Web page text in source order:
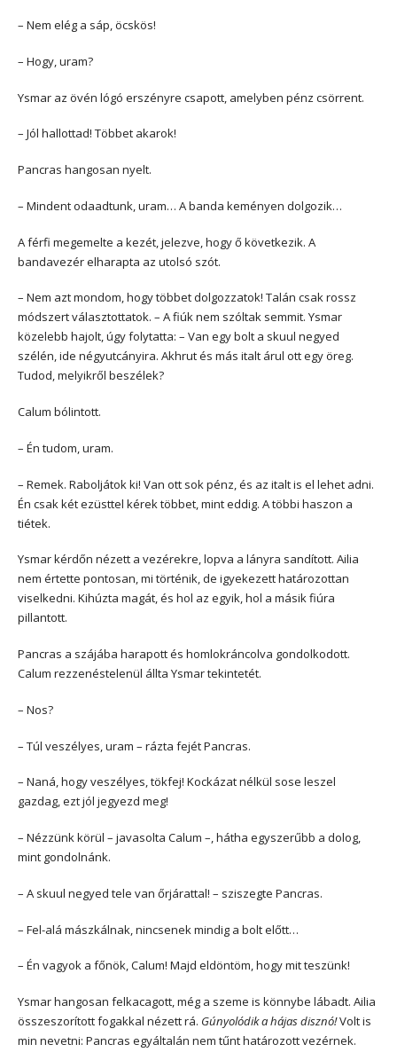
– Nem elég a sáp, öcskös!
– Hogy, uram?
Ysmar az övén lógó erszényre csapott, amelyben pénz csörrent.
– Jól hallottad! Többet akarok!
Pancras hangosan nyelt.
– Mindent odaadtunk, uram… A banda keményen dolgozik…
A férfi megemelte a kezét, jelezve, hogy ő következik. A
bandavezér elharapta az utolsó szót.
– Nem azt mondom, hogy többet dolgozzatok! Talán csak rossz
módszert választottatok. – A fiúk nem szóltak semmit. Ysmar
közelebb hajolt, úgy folytatta: – Van egy bolt a skuul negyed
szélén, ide négyutcányira. Akhrut és más italt árul ott egy öreg.
Tudod, melyikről beszélek?
Calum bólintott.
– Én tudom, uram.
– Remek. Raboljátok ki! Van ott sok pénz, és az italt is el lehet adni.
Én csak két ezüsttel kérek többet, mint eddig. A többi haszon a
tiétek.
Ysmar kérdőn nézett a vezérekre, lopva a lányra sandított. Ailia
nem értette pontosan, mi történik, de igyekezett határozottan
viselkedni. Kihúzta magát, és hol az egyik, hol a másik fiúra
pillantott.
Pancras a szájába harapott és homlokráncolva gondolkodott.
Calum rezzenéstelenül állta Ysmar tekintetét.
– Nos?
– Túl veszélyes, uram – rázta fejét Pancras.
– Naná, hogy veszélyes, tökfej! Kockázat nélkül sose leszel
gazdag, ezt jól jegyezd meg!
– Nézzünk körül – javasolta Calum –, hátha egyszerűbb a dolog,
mint gondolnánk.
– A skuul negyed tele van őrjárattal! – sziszegte Pancras.
– Fel-alá mászkálnak, nincsenek mindig a bolt előtt…
– Én vagyok a főnök, Calum! Majd eldöntöm, hogy mit teszünk!
Ysmar hangosan felkacagott, még a szeme is könnybe lábadt. Ailia
összeszorított fogakkal nézett rá. Gúnyolódik a hájas disznó!Volt is
min nevetni: Pancras egyáltalán nem tűnt határozott vezérnek.